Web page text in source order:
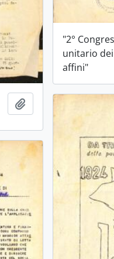
"2°
unitario
affini"
Ajouter au presse-